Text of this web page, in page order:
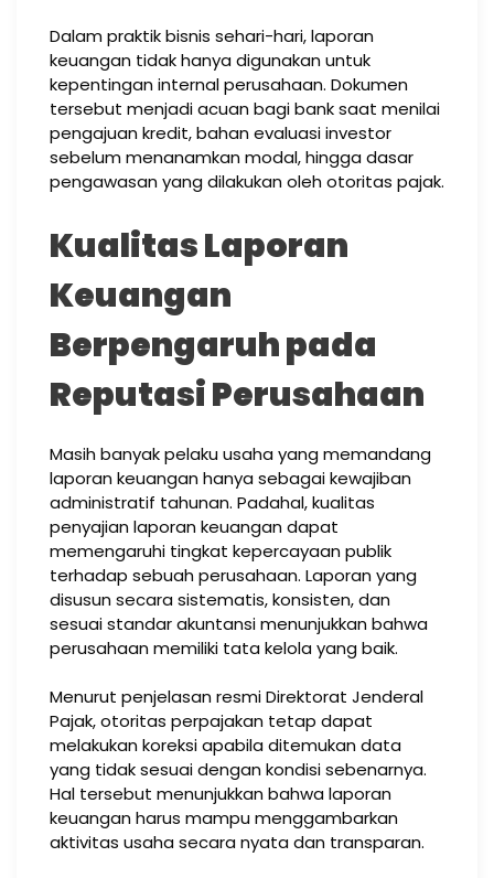
Dalam praktik bisnis sehari-hari, laporan
keuangan tidak hanya digunakan untuk
kepentingan internal perusahaan. Dokumen
tersebut menjadi acuan bagi bank saat menilai
pengajuan kredit, bahan evaluasi investor
sebelum menanamkan modal, hingga dasar
pengawasan yang dilakukan oleh otoritas pajak.
Kualitas Laporan
Keuangan
Berpengaruh pada
Reputasi Perusahaan
Masih banyak pelaku usaha yang memandang
laporan keuangan hanya sebagai kewajiban
administratif tahunan. Padahal, kualitas
penyajian laporan keuangan dapat
memengaruhi tingkat kepercayaan publik
terhadap sebuah perusahaan. Laporan yang
disusun secara sistematis, konsisten, dan
sesuai standar akuntansi menunjukkan bahwa
perusahaan memiliki tata kelola yang baik.
Menurut penjelasan resmi Direktorat Jenderal
Pajak, otoritas perpajakan tetap dapat
melakukan koreksi apabila ditemukan data
yang tidak sesuai dengan kondisi sebenarnya.
Hal tersebut menunjukkan bahwa laporan
keuangan harus mampu menggambarkan
aktivitas usaha secara nyata dan transparan.